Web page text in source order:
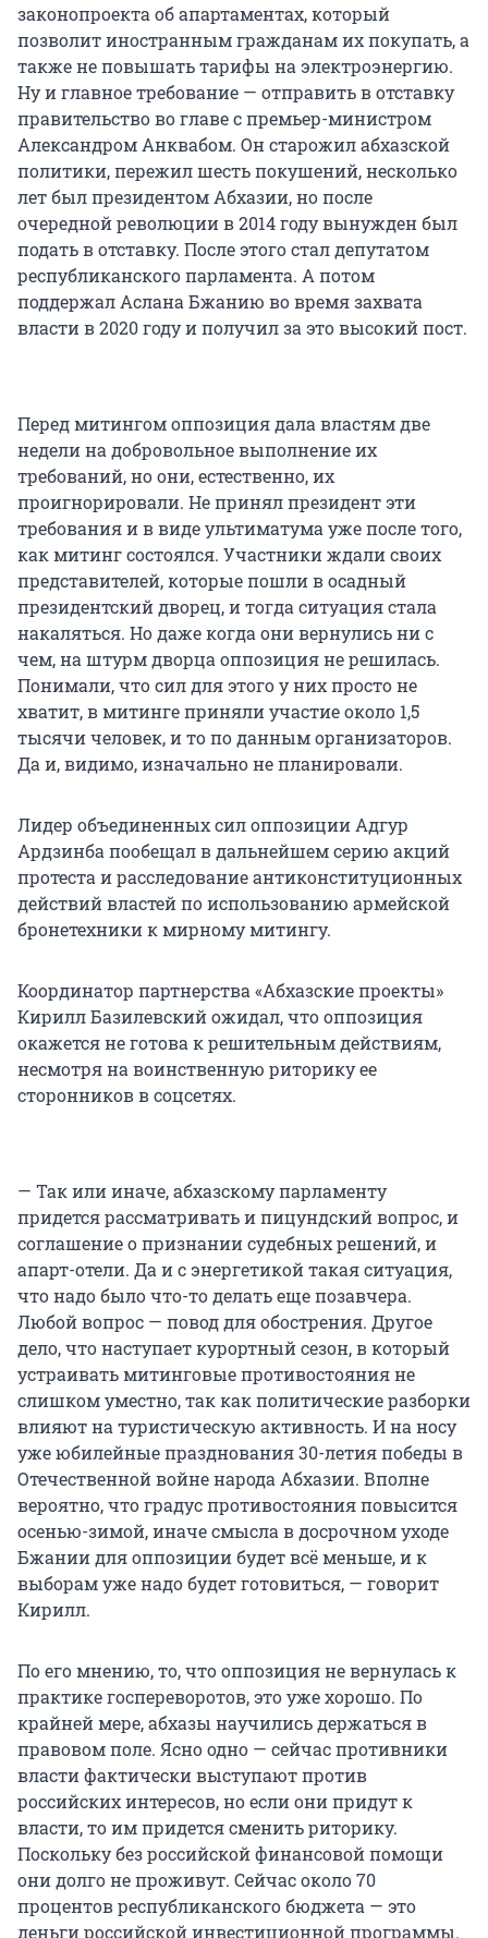
законопроекта об апартаментах, который
позволит иностранным гражданам их покупать, а
также не повышать тарифы на электроэнергию.
Ну и главное требование — отправить в отставку
правительство во главе с премьер-министром
Александром Анквабом. Он старожил абхазской
политики, пережил шесть покушений, несколько
лет был президентом Абхазии, но после
очередной революции в 2014 году вынужден был
подать в отставку. После этого стал депутатом
республиканского парламента. А потом
поддержал Аслана Бжанию во время захвата
власти в 2020 году и получил за это высокий пост.
Перед митингом оппозиция дала властям две
недели на добровольное выполнение их
требований, но они, естественно, их
проигнорировали. Не принял президент эти
требования и в виде ультиматума уже после того,
как митинг состоялся. Участники ждали своих
представителей, которые пошли в осадный
президентский дворец, и тогда ситуация стала
накаляться. Но даже когда они вернулись ни с
чем, на штурм дворца оппозиция не решилась.
Понимали, что сил для этого у них просто не
хватит, в митинге приняли участие около 1,5
тысячи человек, и то по данным организаторов.
Да и, видимо, изначально не планировали.
Лидер объединенных сил оппозиции Адгур
Ардзинба пообещал в дальнейшем серию акций
протеста и расследование антиконституционных
действий властей по использованию армейской
бронетехники к мирному митингу.
Координатор партнерства «Абхазские проекты»
Кирилл Базилевский ожидал, что оппозиция
окажется не готова к решительным действиям,
несмотря на воинственную риторику ее
сторонников в соцсетях.
— Так или иначе, абхазскому парламенту
придется рассматривать и пицундский вопрос, и
соглашение о признании судебных решений, и
апарт-отели. Да и с энергетикой такая ситуация,
что надо было что-то делать еще позавчера.
Любой вопрос — повод для обострения. Другое
дело, что наступает курортный сезон, в который
устраивать митинговые противостояния не
слишком уместно, так как политические разборки
влияют на туристическую активность. И на носу
уже юбилейные празднования 30-летия победы в
Отечественной войне народа Абхазии. Вполне
вероятно, что градус противостояния повысится
осенью-зимой, иначе смысла в досрочном уходе
Бжании для оппозиции будет всё меньше, и к
выборам уже надо будет готовиться, — говорит
Кирилл.
По его мнению, то, что оппозиция не вернулась к
практике госпереворотов, это уже хорошо. По
крайней мере, абхазы научились держаться в
правовом поле. Ясно одно — сейчас противники
власти фактически выступают против
российских интересов, но если они придут к
власти, то им придется сменить риторику.
Поскольку без российской финансовой помощи
они долго не проживут. Сейчас около 70
процентов республиканского бюджета — это
деньги российской инвестиционной программы.